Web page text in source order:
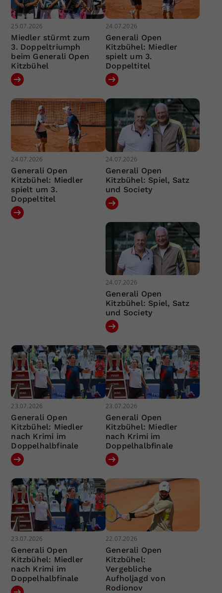
25.07.2026
Miedler stürmt zum
3. Doppeltriumph
beim Generali Open
Kitzbühel
24.07.2026
Generali Open
Kitzbühel: Miedler
spielt um 3.
Doppeltitel
24.07.2026
Generali Open
Kitzbühel: Miedler
spielt um 3.
Doppeltitel
24.07.2026
Generali Open
Kitzbühel: Spiel, Satz
und Society
24.07.2026
Generali Open
Kitzbühel: Spiel, Satz
und Society
23.07.2026
Generali Open
Kitzbühel: Miedler
nach Krimi im
Doppelhalbfinale
23.07.2026
Generali Open
Kitzbühel: Miedler
nach Krimi im
Doppelhalbfinale
23.07.2026
Generali Open
Kitzbühel: Miedler
nach Krimi im
Doppelhalbfinale
22.07.2026
Generali Open
Kitzbühel:
Vergebliche
Aufholjagd von
Rodionov